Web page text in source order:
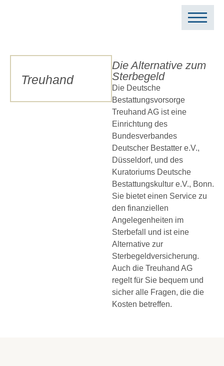
Treuhand
Die Alternative zum
Sterbegeld
Die Deutsche
Bestattungsvorsorge
Treuhand AG ist eine
Einrichtung des
Bundesverbandes
Deutscher Bestatter e.V.,
Düsseldorf, und des
Kuratoriums Deutsche
Bestattungskultur e.V., Bonn.
Sie bietet einen Service zu
den finanziellen
Angelegenheiten im
Sterbefall und ist eine
Alternative zur
Sterbegeldversicherung.
Auch die Treuhand AG
regelt für Sie bequem und
sicher alle Fragen, die die
Kosten betreffen.